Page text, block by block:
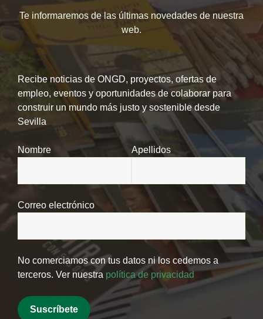
Te informaremos de las últimas novedades de nuestra
web.
Recibe noticias de ONGD, proyectos, ofertas de
empleo, eventos y oportunidades de colaborar para
construir un mundo más justo y sostenible desde
Sevilla
Nombre Apellidos
Correo electrónico
No comerciamos con tus datos ni los cedemos a
terceros. Ver nuestra política de privacidad